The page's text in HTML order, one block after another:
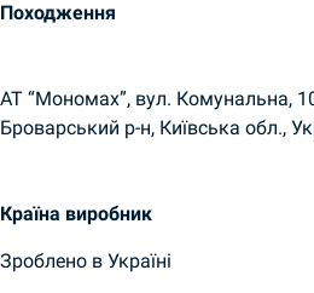
Походження
АТ “Мономах”, вул. Комунальна,
Броварський р-н, Київська обл.,
Країна виробник
Зроблено в Україні